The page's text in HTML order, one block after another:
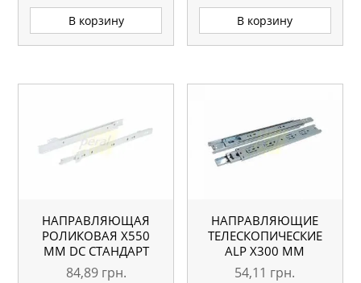
В корзину В корзину
НАПРАВЛЯЮЩАЯ
РОЛИКОВАЯ X550
ММ DC СТАНДАРТ
БЕЛАЯ
84,89 грн.
НАПРАВЛЯЮЩИЕ
ТЕЛЕСКОПИЧЕСКИЕ
АLP Х300 ММ
54,11 грн.